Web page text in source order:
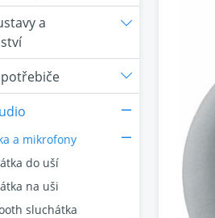
a
a mikrofony
do uší
na uši
sluchátka